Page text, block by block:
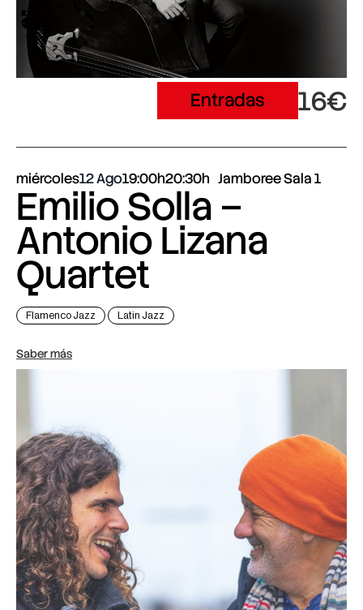
Entradas 16€
miércoles12 Ago19:00h20:30h Jamboree Sala 1
Emilio Solla –
Antonio Lizana
Quartet
Flamenco Jazz Latin Jazz
Saber más